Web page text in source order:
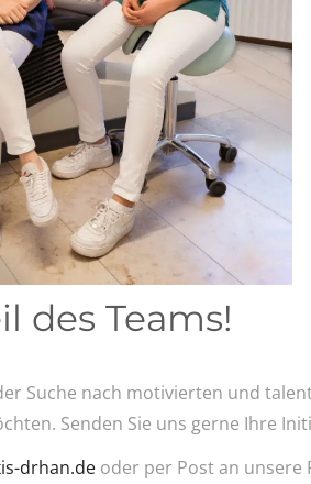
des Teams!
Suche nach motivierten und
Senden Sie uns gerne Ihre
drhan.de oder per Post an unsere